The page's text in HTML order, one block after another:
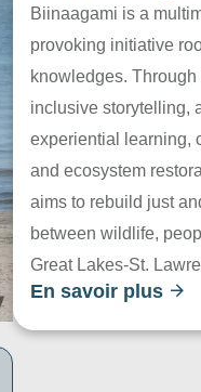
Biinaagami is a
provoking initiative
knowledges.
inclusive storytelling,
experiential learning,
and ecosystem
aims to rebuild just
between wildlife,
Great Lakes-St.
En savoir plus